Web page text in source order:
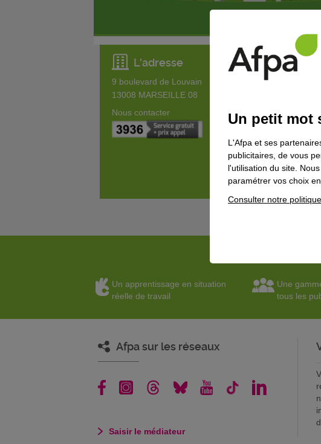
L'adresse
9 boulevard de Louvain
13008 MARSEILLE 08
Nous contacter
Un apprentissage en situation
réelle de travail
Une
tous les
Afpa sur les réseaux
Saisir le médiateur
Un petit mot
L'Afpa et ses
publicitaires, de vous
l'utilisation du site.
paramétrer vos choix
Consulter notre